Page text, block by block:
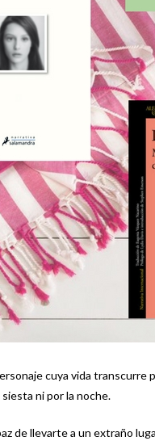
cuya vida transcurre
ni por la noche.
de llevarte a un extraño